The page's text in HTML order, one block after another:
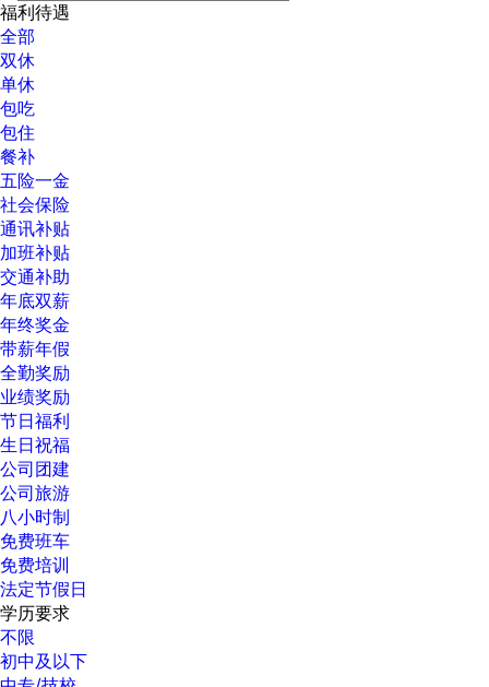
福利待遇
全部
双休
单休
包吃
包住
餐补
五险一金
社会保险
通讯补贴
加班补贴
交通补助
年底双薪
年终奖金
带薪年假
全勤奖励
业绩奖励
节日福利
生日祝福
公司团建
公司旅游
八小时制
免费班车
免费培训
法定节假日
学历要求
不限
初中及以下